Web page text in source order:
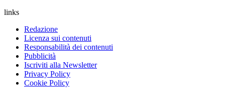
links
Redazione
Licenza sui contenuti
Responsabilità dei contenuti
Pubblicità
Iscriviti alla Newsletter
Privacy Policy
Cookie Policy